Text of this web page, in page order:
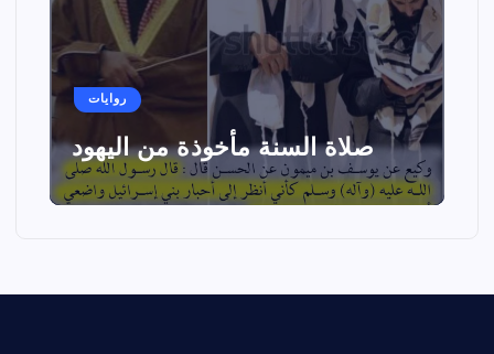
روايات
صلاة السنة مأخوذة من اليهود